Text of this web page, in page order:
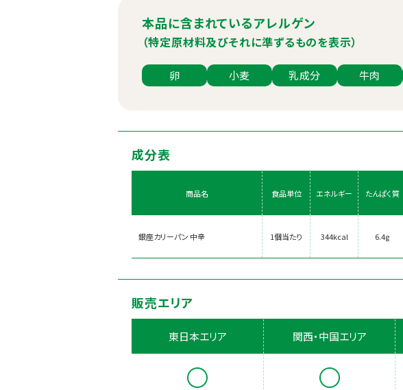
本品に含まれているアレルゲン
（特定原材料及びそれに準ずるものを表示）
卵 小麦 乳成分 牛肉
成分表
商品名 食品単位 エネルギー たんぱく質
銀座カリーパン 中辛 1個当たり 344kcal 6.4g
販売エリア
東日本エリア 関西・中国エリア